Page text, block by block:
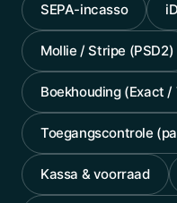
SEPA-incasso
Mollie / Stripe (PSD2)
Boekhouding (Exact
Toegangscontrole
Kassa & voorraad